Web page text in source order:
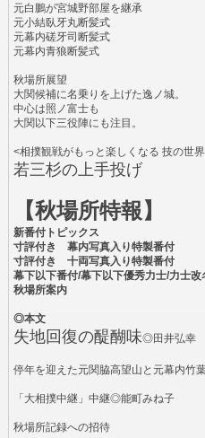
元白鵬が宮城野部屋を継承
元小結臥牙丸断髪式
元幕内磋牙司断髪式
元幕内青狼断髪式
秋場所展望
大関候補に名乗りを上げた逸ノ城。
中心は照ノ富士も
大関以下三役陣にも注目。
<相撲観戦がもっと楽しくなる 技の世
若三杉の上手投げ
【秋場所特報】
新番付トピックス
寸評付き 幕内写真入り特製番付
寸評付き 十両写真入り特製番付
幕下以下番付/幕下以下優秀力士/力士改
秋場所案内
◎本文
失地回復の醍醐味◎田井弘幸
停年を迎えた元関脇高望山と元幕内竹
「大相撲中継」中継◎能町みね子
秋場所記録への招待